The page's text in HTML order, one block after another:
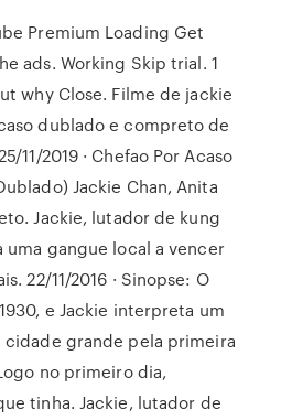
Premium Loading Get
ads. Working Skip trial. 1
why Close. Filme de jackie
dublado e compreto de
11/2019 · Chefao Por Acaso
Jackie Chan, Anita
Jackie, lutador de kung
uma gangue local a vencer
22/11/2016 · Sinopse: O
e Jackie interpreta um
cidade grande pela primeira
no primeiro dia,
tinha. Jackie, lutador de